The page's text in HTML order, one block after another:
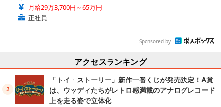
月給29万3,700円～65万円
正社員
Sponsored by
アクセスランキング
「トイ・ストーリー」新作一番くじが発売決定！A賞
は、ウッディたちがレトロ感満載のアナログレコード
上を走る姿で立体化